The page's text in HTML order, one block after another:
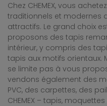
Chez CHEMEX, vous
traditionnels et modernes
attractifs. Le grand choix
proposons des tapis
intérieur, y compris des
tapis aux motifs orientaux.
se limite pas à vous
vendons également des
PVC, des carpettes, des
CHEMEX – tapis,